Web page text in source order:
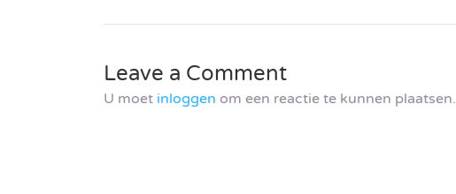
Leave a Comment
U moet inloggen om een reactie te kunnen plaatsen.